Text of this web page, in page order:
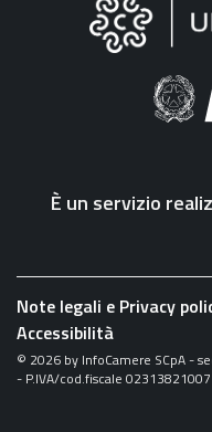
"Fattura
Elettronica"
È un servizio
Note legali e Privacy
Accessibilità
© 2026 by InfoCamere SCpA -
- P.IVA/cod.fiscale